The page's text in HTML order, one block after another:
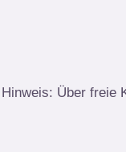
Über freie